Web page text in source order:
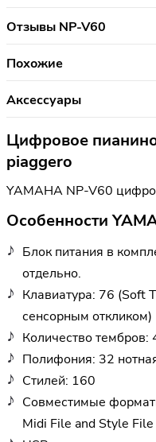
Отзывы NP-V60
Похожие
Аксессуары
Цифровое
piaggero
YAMAHA NP-V60
Особенности
Блок питания в
отдельно.
Клавиатура: 76 (Soft
сенсорным откликом)
Количество
Полифония: 32
Стилей: 160
Совместимые
Midi File and Style